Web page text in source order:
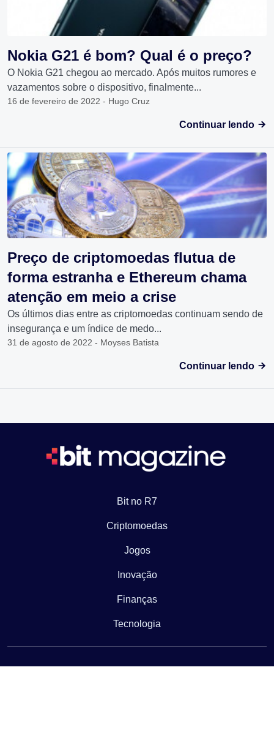
Nokia G21 é bom? Qual é o preço?
O Nokia G21 chegou ao mercado. Após muitos rumores e
vazamentos sobre o dispositivo, finalmente...
16 de fevereiro de 2022 - Hugo Cruz
Continuar lendo
Preço de criptomoedas flutua de
forma estranha e Ethereum chama
atenção em meio a crise
Os últimos dias entre as criptomoedas continuam sendo de
insegurança e um índice de medo...
31 de agosto de 2022 - Moyses Batista
Continuar lendo
Bit no R7
Criptomoedas
Jogos
Inovação
Finanças
Tecnologia